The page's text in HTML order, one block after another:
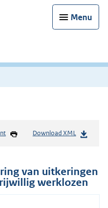
Menu
Download XML
van uitkeringen
werklozen